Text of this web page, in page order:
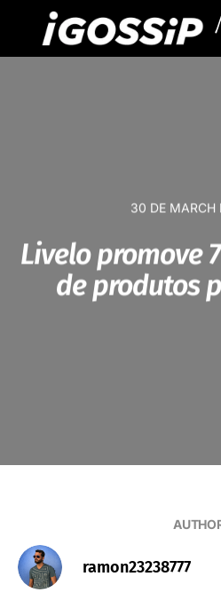
30 DE MARCH
Livelo promove
de produtos
ramon23238777